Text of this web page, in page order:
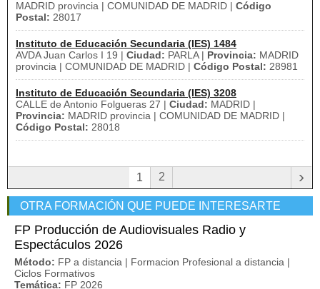
MADRID provincia | COMUNIDAD DE MADRID | Código
Postal: 28017
Instituto de Educación Secundaria (IES) 1484
AVDA Juan Carlos I 19 | Ciudad: PARLA | Provincia: MADRID
provincia | COMUNIDAD DE MADRID | Código Postal: 28981
Instituto de Educación Secundaria (IES) 3208
CALLE de Antonio Folgueras 27 | Ciudad: MADRID |
Provincia: MADRID provincia | COMUNIDAD DE MADRID |
Código Postal: 28018
1 2 ›
OTRA FORMACIÓN QUE PUEDE INTERESARTE
FP Producción de Audiovisuales Radio y
Espectáculos 2026
Método: FP a distancia | Formacion Profesional a distancia |
Ciclos Formativos
Temática: FP 2026